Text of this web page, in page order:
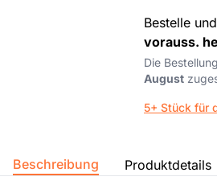
Bestelle
vorauss.
Die
August
5+ Stück für
Beschreibung Produktdetails